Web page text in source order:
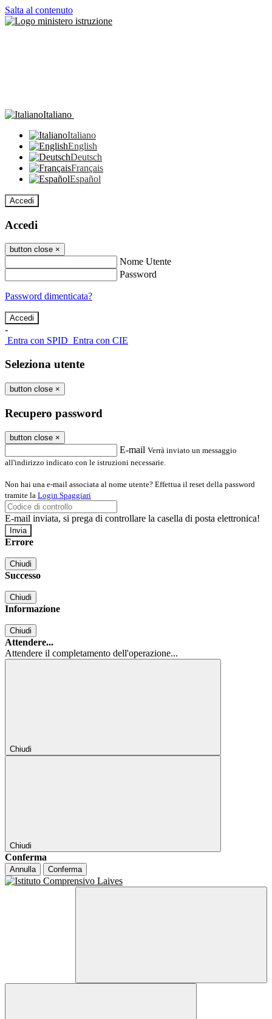
Salta al contenuto
Italiano
Italiano
English
Deutsch
Français
Español
Accedi
Accedi
button close ×
Nome Utente
Password
Password dimenticata?
-
Entra con SPID Entra con CIE
Seleziona utente
button close ×
Recupero password
button close ×
E-mail Verrà inviato un messaggio
all'indirizzo indicato con le istruzioni necessarie.
Non hai una e-mail associata al nome utente? Effettua il reset della password
tramite la Login Spaggiari
E-mail inviata, si prega di controllare la casella di posta elettronica!
Errore
Chiudi
Successo
Chiudi
Informazione
Chiudi
Attendere...
Attendere il completamento dell'operazione...
Chiudi
Chiudi
Conferma
Annulla Conferma